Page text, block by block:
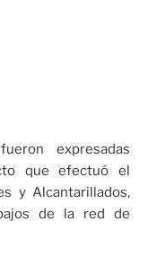
expresadas
que efectuó el
y Alcantarillados,
de la red de